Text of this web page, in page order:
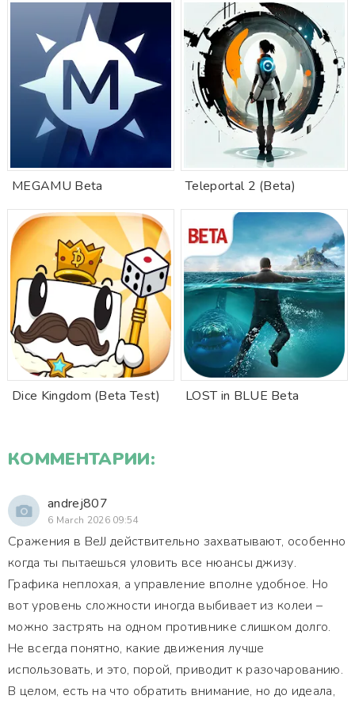
MEGAMU Beta Teleportal 2 (Beta)
Dice Kingdom (Beta Test) LOST in BLUE Beta
КОММЕНТАРИИ:
andrej807
6 March 2026 09:54
Сражения в BeJJ действительно захватывают, особенно
когда ты пытаешься уловить все нюансы джизу.
Графика неплохая, а управление вполне удобное. Но
вот уровень сложности иногда выбивает из колеи –
можно застрять на одном противнике слишком долго.
Не всегда понятно, какие движения лучше
использовать, и это, порой, приводит к разочарованию.
В целом, есть на что обратить внимание, но до идеала,